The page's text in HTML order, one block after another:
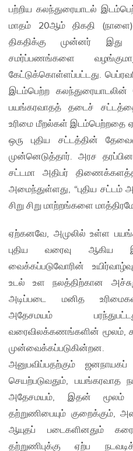
பற்றிய கலந்துரையாடல்
மாதம் 20ஆம் திகதி
திகதிக்கு முன்னர் இது
சமர்ப்பணங்களை
கேட்டுக்கொள்ளப்பட்டது.
இடம்பெற்ற
பயங்கரவாதத் தடைச்
உரிமை மீறல்கள்
ஒரு புதிய சட்டத்தின்
முன்னெடுத்தார். அரச
சட்டமா அதிபர்
அமைந்துள்ளது, “புதிய சட்டம்
சிறு சிறு மாற்றங்களை
ஏற்கனவே, அமுலில் உள்ள
புதிய வரைவு ஆகிய
வைக்கப்படுவோரின்
உடல் உள நலத்திற்கான
அடிப்படை மனித உரிமைகள்
அதேசமயம்
வரைவிலக்கணங்களின் மூலம்,
அனுபவிப்பதற்கும்
செயற்படுவதும், பயங்கரவாத
அதேசமயம், இதன் மூலம்
தற்றுணிபையும் குறைக்கும்,
ஆயுதப் படைகளினதும்
தற்றுணிபுக்கு ஏற்ப